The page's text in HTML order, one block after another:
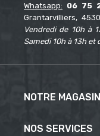
Whatsapp: 06 75
Grantarvilliers,
Vendredi de 10h à
Samedi 10h à 13h et
NOTRE MAGASIN
NOS SERVICES